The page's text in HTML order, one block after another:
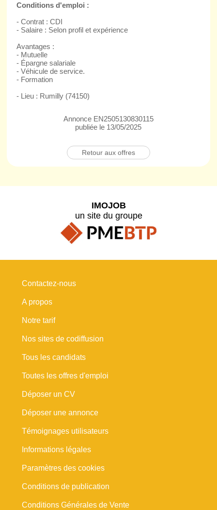
Conditions d'emploi :
- Contrat : CDI
- Salaire : Selon profil et expérience
Avantages :
- Mutuelle
- Épargne salariale
- Véhicule de service.
- Formation
- Lieu : Rumilly (74150)
Annonce EN2505130830115
publiée le 13/05/2025
Retour aux offres
IMOJOB
un site du groupe
Contactez-nous
A propos
Notre tarif
Nos sites de codiffusion
Tous les candidats
Toutes les offres d'emploi
Déposer un CV
Déposer une annonce
Témoignages utilisateurs
Informations légales
Paramètres des cookies
Conditions de publication
Conditions Générales de Vente